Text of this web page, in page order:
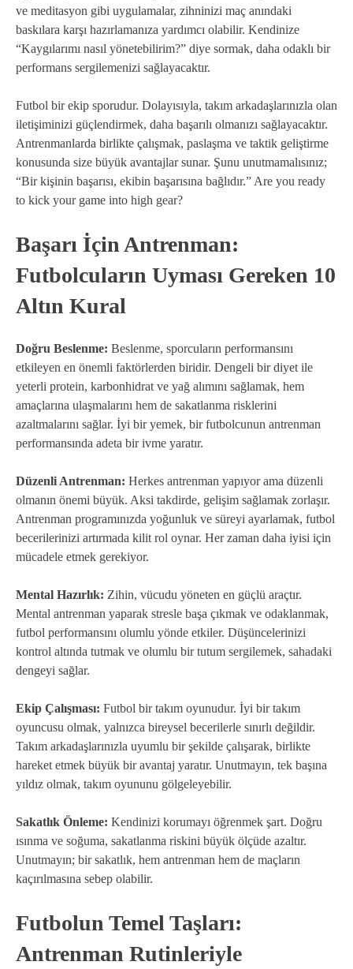
ve meditasyon gibi uygulamalar, zihninizi maç anındaki
baskılara karşı hazırlamanıza yardımcı olabilir. Kendinize
“Kaygılarımı nasıl yönetebilirim?” diye sormak, daha odaklı bir
performans sergilemenizi sağlayacaktır.
Futbol bir ekip sporudur. Dolayısıyla, takım arkadaşlarınızla olan
iletişiminizi güçlendirmek, daha başarılı olmanızı sağlayacaktır.
Antrenmanlarda birlikte çalışmak, paslaşma ve taktik geliştirme
konusunda size büyük avantajlar sunar. Şunu unutmamalısınız;
“Bir kişinin başarısı, ekibin başarısına bağlıdır.” Are you ready
to kick your game into high gear?
Başarı İçin Antrenman:
Futbolcuların Uyması Gereken 10
Altın Kural
Doğru Beslenme: Beslenme, sporcuların performansını
etkileyen en önemli faktörlerden biridir. Dengeli bir diyet ile
yeterli protein, karbonhidrat ve yağ alımını sağlamak, hem
amaçlarına ulaşmalarını hem de sakatlanma risklerini
azaltmalarını sağlar. İyi bir yemek, bir futbolcunun antrenman
performansında adeta bir ivme yaratır.
Düzenli Antrenman: Herkes antrenman yapıyor ama düzenli
olmanın önemi büyük. Aksi takdirde, gelişim sağlamak zorlaşır.
Antrenman programınızda yoğunluk ve süreyi ayarlamak, futbol
becerilerinizi artırmada kilit rol oynar. Her zaman daha iyisi için
mücadele etmek gerekiyor.
Mental Hazırlık: Zihin, vücudu yöneten en güçlü araçtır.
Mental antrenman yaparak stresle başa çıkmak ve odaklanmak,
futbol performansını olumlu yönde etkiler. Düşüncelerinizi
kontrol altında tutmak ve olumlu bir tutum sergilemek, sahadaki
dengeyi sağlar.
Ekip Çalışması: Futbol bir takım oyunudur. İyi bir takım
oyuncusu olmak, yalnızca bireysel becerilerle sınırlı değildir.
Takım arkadaşlarınızla uyumlu bir şekilde çalışarak, birlikte
hareket etmek büyük bir avantaj yaratır. Unutmayın, tek başına
yıldız olmak, takım oyununu gölgeleyebilir.
Sakatlık Önleme: Kendinizi korumayı öğrenmek şart. Doğru
ısınma ve soğuma, sakatlanma riskini büyük ölçüde azaltır.
Unutmayın; bir sakatlık, hem antrenman hem de maçların
kaçırılmasına sebep olabilir.
Futbolun Temel Taşları:
Antrenman Rutinleriyle